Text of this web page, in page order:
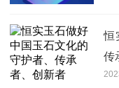
恒
传